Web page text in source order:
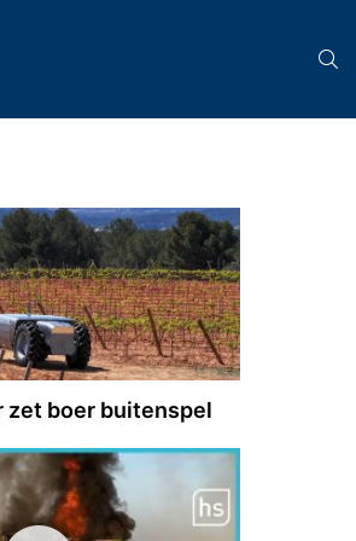
zet boer buitenspel